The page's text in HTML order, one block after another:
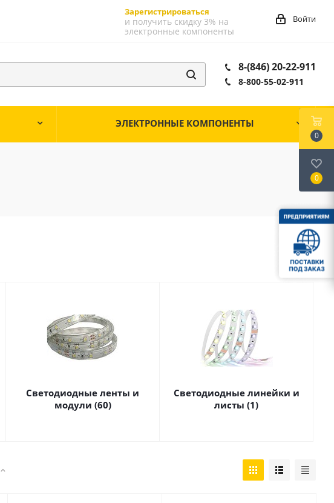
Зарегистрироваться
и получить скидку 3% на
электронные компоненты
Войти
8-(846) 20-22-911
8-800-55-02-911
ЭЛЕКТРОННЫЕ КОМПОНЕНТЫ
Светодиодные ленты и
модули (60)
Светодиодные линейки и
листы (1)
0
0